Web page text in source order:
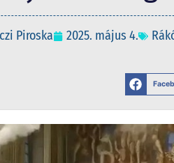
Piroska 2025. május 4.